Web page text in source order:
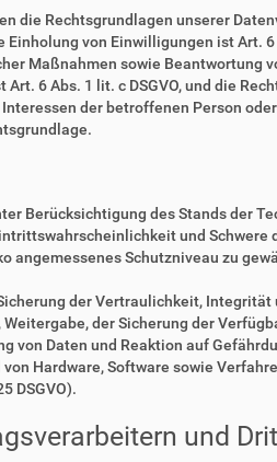
die Rechtsgrundlagen unserer
von Einwilligungen ist Art.
Maßnahmen sowie Beantwortung
6 Abs. 1 lit. c DSGVO, und die
Interessen der betroffenen Person
Berücksichtigung des Stands der
und
angemessenes Schutzniveau zu
der Vertraulichkeit,
der Sicherung der
von Daten und Reaktion auf
Hardware, Software sowie
DSGVO).
und